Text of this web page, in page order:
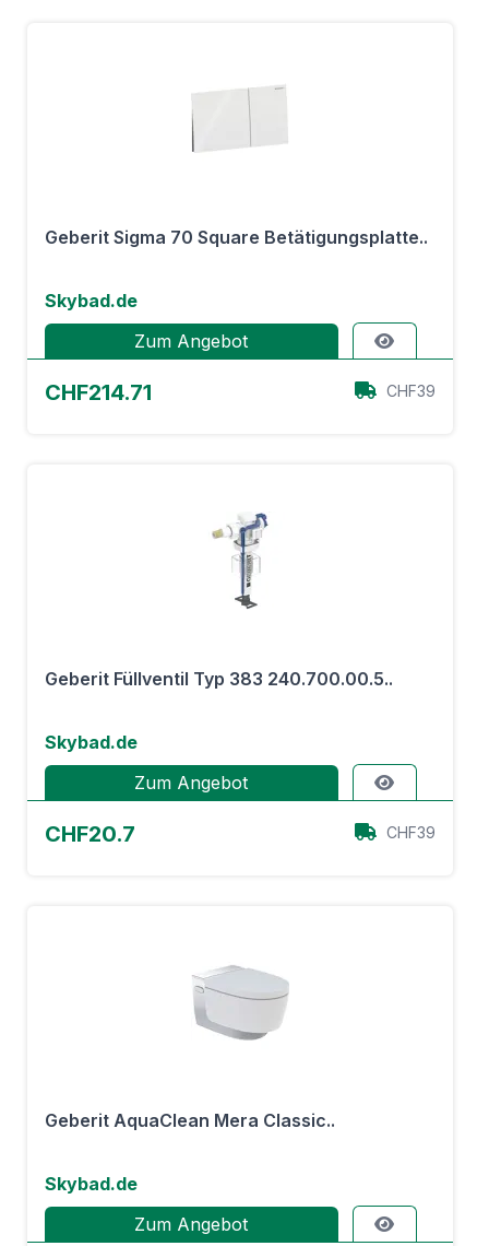
Geberit Sigma 70 Square Betätigungsplatte..
Skybad.de
Zum Angebot
CHF214.71 CHF39
Geberit Füllventil Typ 383 240.700.00.5..
Skybad.de
Zum Angebot
CHF20.7 CHF39
Geberit AquaClean Mera Classic..
Skybad.de
Zum Angebot